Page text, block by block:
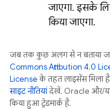
जाएगा. इसके
किया जाएगा.
जब तक कुछ अलग से न बताया
Commons Attribution 4.0
Licenseके तहत लाइसेंस मिला
साइट नीतियांदेखें. Oracle और/या
किया हुआ ट्रेडमार्क है.